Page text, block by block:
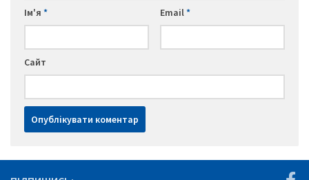
Ім'я * Email*
Сайт